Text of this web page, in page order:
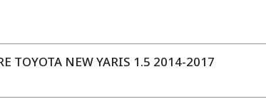
TOYOTA NEW YARIS 1.5 2014-2017